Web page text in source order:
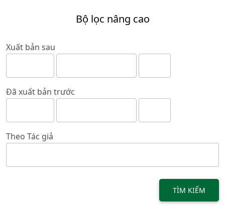
Bộ lọc nâng cao
Xuất bản sau
Đã xuất bản trước
Theo Tác giả
TÌM KIẾM